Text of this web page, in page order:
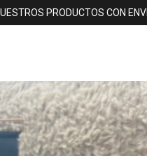
PRODUCTOS CON